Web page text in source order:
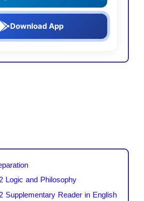
Download App
Logic and Philosophy
Supplementary Reader in English